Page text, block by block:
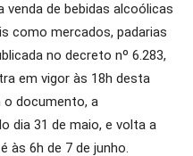
de bebidas alcoólicas
como mercados, padarias
no decreto nº 6.283,
em vigor às 18h desta
o documento, a
dia 31 de maio, e volta a
às 6h de 7 de junho.